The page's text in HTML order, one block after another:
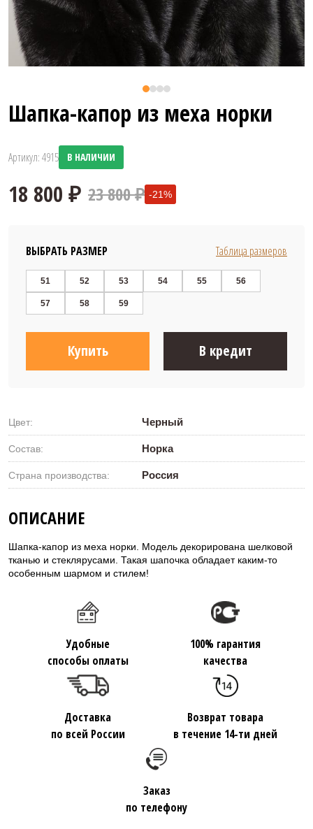
Шапка-капор из меха норки
Артикул: 4915 В НАЛИЧИИ
18 800 ₽
23 800 ₽ -21%
ВЫБРАТЬ РАЗМЕР Таблица размеров
51 52 53 54 55 56
57 58 59
Купить В кредит
Цвет: Черный
Состав: Норка
Страна производства: Россия
ОПИСАНИЕ
Шапка-капор из меха норки. Модель декорирована шелковой
тканью и стеклярусами. Такая шапочка обладает каким-то
особенным шармом и стилем!
Удобные
способы оплаты
100% гарантия
качества
Доставка
по всей России
Возврат товара
в течение 14-ти дней
Заказ
по телефону